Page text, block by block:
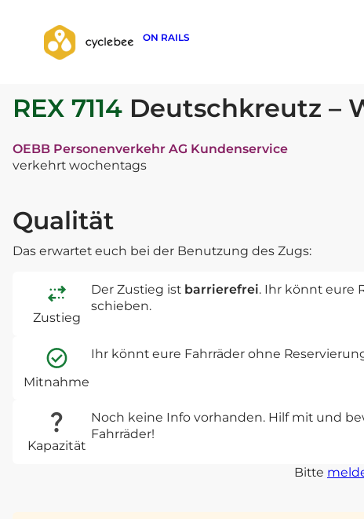
ON RAILS
zurück zur Suche
REX 7114 Deutschkreutz –
OEBB Personenverkehr AG Kundenservice
verkehrt wochentags
Qualität
Das erwartet euch bei der Benutzung des Zugs:
Zustieg
Der Zustieg ist barrierefrei. Ihr könnt eure
schieben.
Mitnahme
Ihr könnt eure Fahrräder ohne
Kapazität
Noch keine Info vorhanden. Hilf mit und
Fahrräder!
Bitte